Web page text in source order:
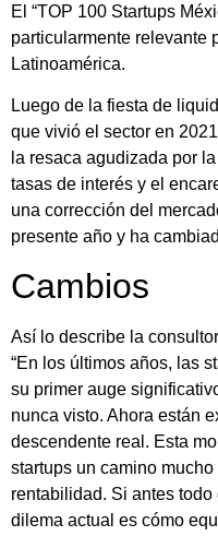
El “TOP 100 Startups
particularmente relevante
Latinoamérica.
Luego de la fiesta de
que vivió el sector en
la resaca agudizada por
tasas de interés y el
una corrección del
presente año y ha
Cambios
Así lo describe la
“En los últimos años, las
su primer auge
nunca visto. Ahora están
descendente real. Esta
startups un camino
rentabilidad. Si antes
dilema actual es cómo